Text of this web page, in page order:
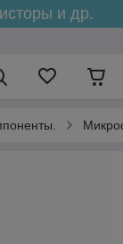
и др.